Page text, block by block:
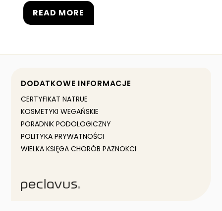
READ MORE
DODATKOWE INFORMACJE
CERTYFIKAT NATRUE
KOSMETYKI WEGAŃSKIE
PORADNIK PODOLOGICZNY
POLITYKA PRYWATNOŚCI
WIELKA KSIĘGA CHORÓB PAZNOKCI